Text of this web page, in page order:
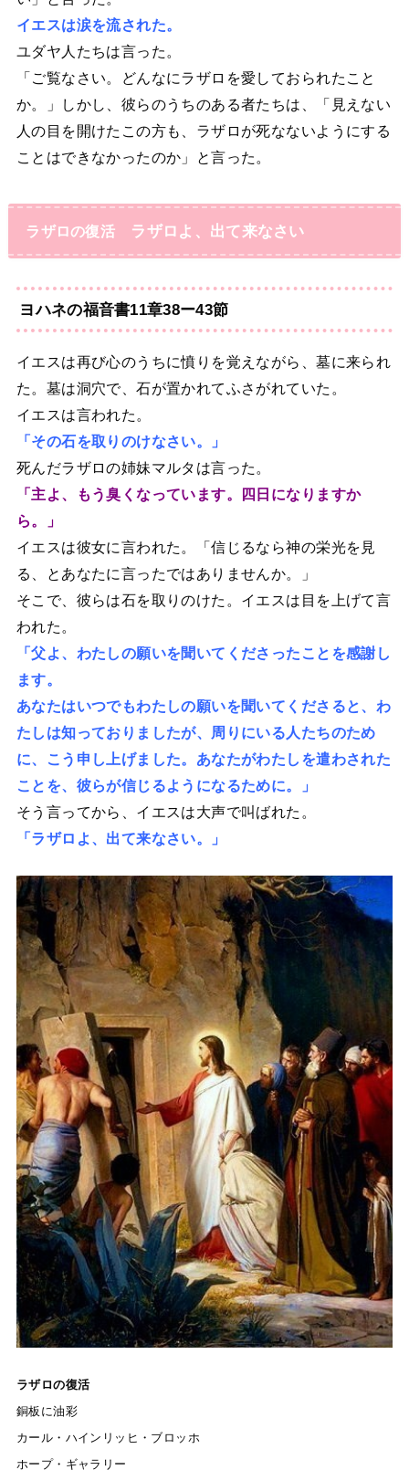
イエスは涙を流された。
ユダヤ人たちは言った。
「ご覧なさい。どんなにラザロを愛しておられたこと
か。」しかし、彼らのうちのある者たちは、「見えない
人の目を開けたこの方も、ラザロが死なないようにする
ことはできなかったのか」と言った。
ラザロの復活 ラザロよ、出て来なさい
ヨハネの福音書11章38ー43節
イエスは再び心のうちに憤りを覚えながら、墓に来られ
た。墓は洞穴で、石が置かれてふさがれていた。
イエスは言われた。
「その石を取りのけなさい。」
死んだラザロの姉妹マルタは言った。
「主よ、もう臭くなっています。四日になりますか
ら。」
イエスは彼女に言われた。「信じるなら神の栄光を見
る、とあなたに言ったではありませんか。」
そこで、彼らは石を取りのけた。イエスは目を上げて言
われた。
「父よ、わたしの願いを聞いてくださったことを感謝し
ます。
あなたはいつでもわたしの願いを聞いてくださると、わ
たしは知っておりましたが、周りにいる人たちのため
に、こう申し上げました。あなたがわたしを遣わされた
ことを、彼らが信じるようになるために。」
そう言ってから、イエスは大声で叫ばれた。
「ラザロよ、出て来なさい。」
ラザロの復活
銅板に油彩
カール・ハインリッヒ・ブロッホ
ホープ・ギャラリー